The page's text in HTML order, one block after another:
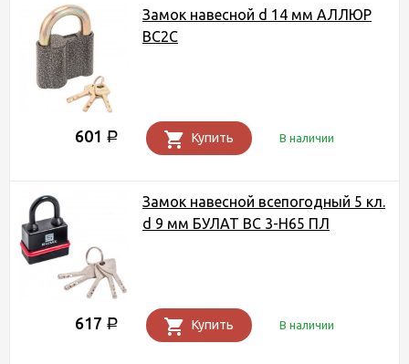
Замок навесной d 14 мм АЛЛЮР
ВС2С
601 Р Купить В наличии
Замок навесной всепогодный 5 кл.
d 9 мм БУЛАТ ВС 3-Н65 ПЛ
617 Р Купить В наличии